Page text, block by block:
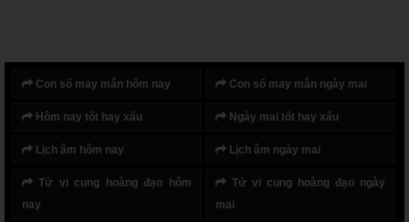
Con số may mắn hôm nay Con số may mắn ngày mai
Hôm nay tốt hay xấu Ngày mai tốt hay xấu
Lịch âm hôm nay Lịch âm ngày mai
Tử vi cung hoàng đạo hôm
nay
Tử vi cung hoàng đạo ngày
mai